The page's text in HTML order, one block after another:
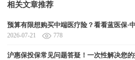
相关文章推荐
2026-07-21 778
沪惠保投保常见问题答疑！一次性解决您的